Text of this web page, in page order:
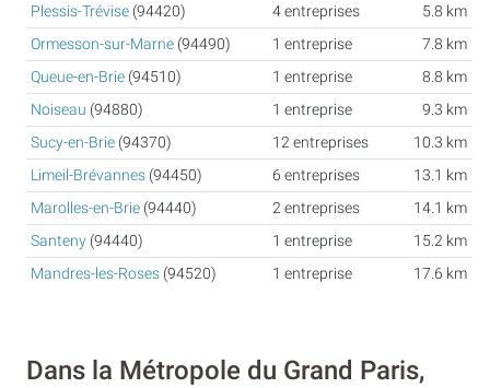
Plessis-Trévise (94420) 4 entreprises
5.8 km
Ormesson-sur-Marne (94490) 1 entreprise
7.8 km
Queue-en-Brie (94510) 1 entreprise
8.8 km
Noiseau (94880) 1 entreprise
9.3 km
Sucy-en-Brie (94370) 12 entreprises
10.3 km
Limeil-Brévannes (94450) 6 entreprises
13.1 km
Marolles-en-Brie (94440) 2 entreprises
14.1 km
Santeny (94440) 1 entreprise
15.2 km
Mandres-les-Roses (94520) 1 entreprise 17.6 km
Dans la Métropole du Grand Paris,